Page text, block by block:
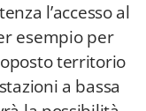
l’accesso al
esempio per
territorio
a bassa